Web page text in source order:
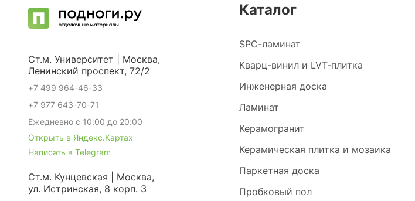
Каталог
SPC-ламинат
Кварц-винил и LVT-плитка
Инженерная доска
Ламинат
Керамогранит
Керамическая плитка и мозаика
Паркетная доска
Пробковый пол
Ст.м. Университет | Москва,
Ленинский проспект, 72/2
+7 499 964-46-33
+7 977 643-70-71
Ежедневно с 10:00 до 20:00
Открыть в Яндекс.Картах
Написать в Telegram
Ст.м. Кунцевская | Москва,
ул. Истринская, 8 корп. 3